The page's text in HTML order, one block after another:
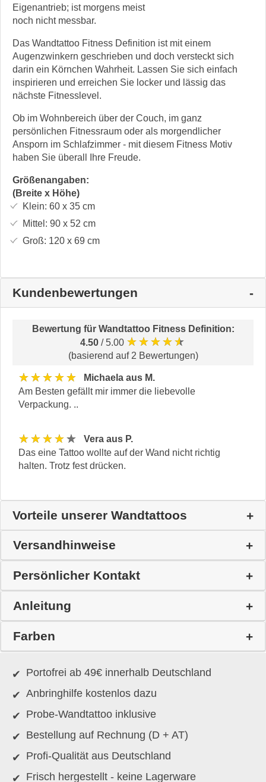
Eigenantrieb; ist morgens meist
noch nicht messbar.
Das Wandtattoo Fitness Definition ist mit einem
Augenzwinkern geschrieben und doch versteckt sich
darin ein Körnchen Wahrheit. Lassen Sie sich einfach
inspirieren und erreichen Sie locker und lässig das
nächste Fitnesslevel.
Ob im Wohnbereich über der Couch, im ganz
persönlichen Fitnessraum oder als morgendlicher
Ansporn im Schlafzimmer - mit diesem Fitness Motiv
haben Sie überall Ihre Freude.
Größenangaben:
(Breite x Höhe)
Klein: 60 x 35cm
Mittel: 90 x 52 cm
Groß: 120 x 69 cm
Kundenbewertungen
Bewertung für Wandtattoo Fitness Definition:
4.50 / 5.00 ★★★★★
(basierend auf 2 Bewertungen)
★★★★★
Michaela aus M.
Am Besten gefällt mir immer die liebevolle
Verpackung. ..
★★★★★
Vera aus P.
Das eine Tattoo wollte auf der Wand nicht richtig
halten. Trotz fest drücken.
Vorteile unserer Wandtattoos
Versandhinweise
Persönlicher Kontakt
Anleitung
Farben
Portofrei ab 49€ innerhalb Deutschland
Anbringhilfe kostenlos dazu
Probe-Wandtattoo inklusive
Bestellung auf Rechnung (D + AT)
Profi-Qualität aus Deutschland
Frisch hergestellt - keine Lagerware